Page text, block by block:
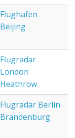
Flughafen
Beijing
Flugradar
London
Heathrow
Flugradar Berlin
Brandenburg